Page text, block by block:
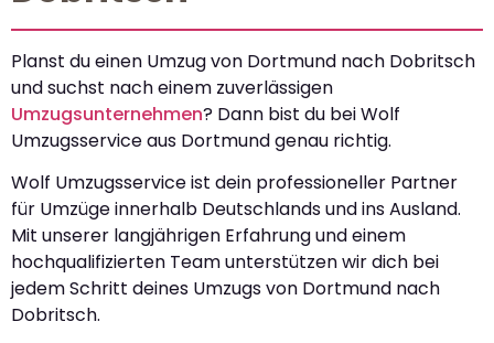
Planst du einen Umzug von Dortmund nach Dobritsch
und suchst nach einem zuverlässigen
Umzugsunternehmen? Dann bist du bei Wolf
Umzugsservice aus Dortmund genau richtig.
Wolf Umzugsservice ist dein professioneller Partner
für Umzüge innerhalb Deutschlands und ins Ausland.
Mit unserer langjährigen Erfahrung und einem
hochqualifizierten Team unterstützen wir dich bei
jedem Schritt deines Umzugs von Dortmund nach
Dobritsch.